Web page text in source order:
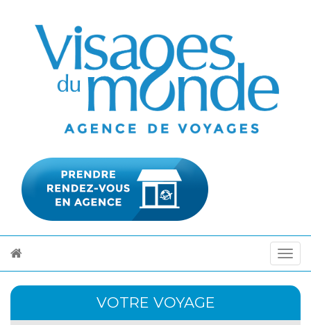
VOTRE VOYAGE